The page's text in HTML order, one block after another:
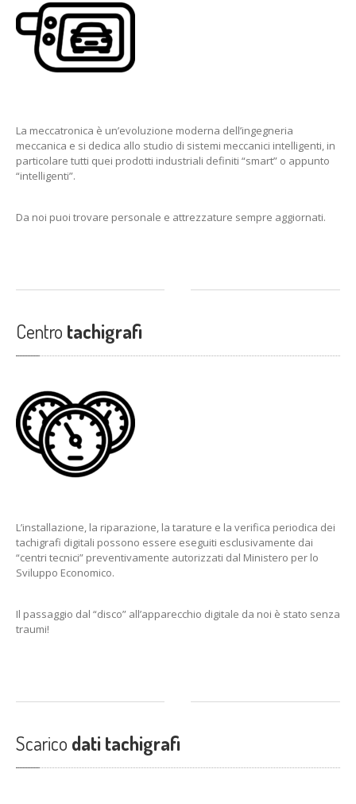
La meccatronica è un’evoluzione moderna dell’ingegneria
meccanica e si dedica allo studio di sistemi meccanici intelligenti, in
particolare tutti quei prodotti industriali definiti “smart” o appunto
“intelligenti”.
Da noi puoi trovare personale e attrezzature sempre aggiornati.
Centro tachigrafi
L’installazione, la riparazione, la tarature e la verifica periodica dei
tachigrafi digitali possono essere eseguiti esclusivamente dai
“centri tecnici” preventivamente autorizzati dal Ministero per lo
Sviluppo Economico.
Il passaggio dal “disco” all’apparecchio digitale da noi è stato senza
traumi!
Scarico dati tachigrafi